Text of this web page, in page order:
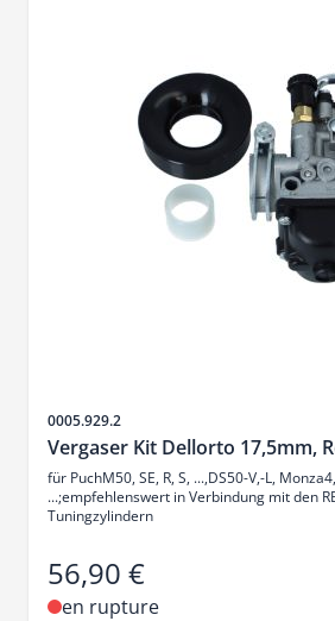
SKU
0005.929.2
Vergaser Kit Dellorto 17,5mm,
für PuchM50, SE, R, S, ...,DS50-V,-L,
...;empfehlenswert in Verbindung mit den
Tuningzylindern
56,90 €
en rupture